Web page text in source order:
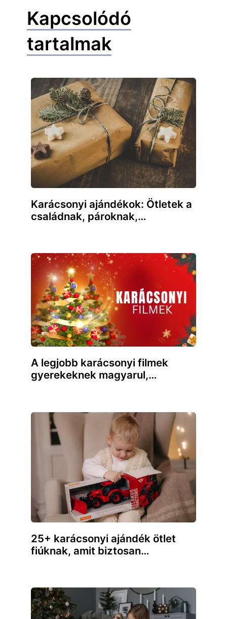
Kapcsolódó
tartalmak
Karácsonyi ajándékok: Ötletek a
családnak, pároknak,…
A legjobb karácsonyi filmek
gyerekeknek magyarul,…
25+ karácsonyi ajándék ötlet
fiúknak, amit biztosan…